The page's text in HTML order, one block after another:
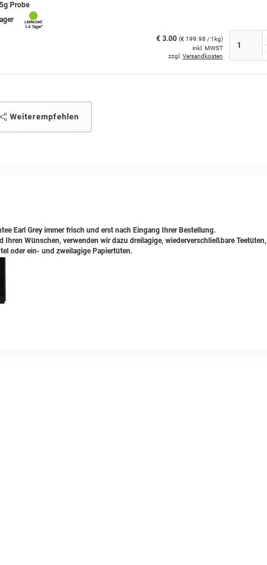
Probe
€ 3.00 (€ 199.98 / 1kg)
inkl. MWST
zzgl. Versandkosten
Weiterempfehlen
Earl Grey immer frisch und erst nach Eingang Ihrer Bestellung.
Wünschen, verwenden wir dazu dreilagige, wiederverschließbare Teetüten,
oder ein- und zweilagige Papiertüten.